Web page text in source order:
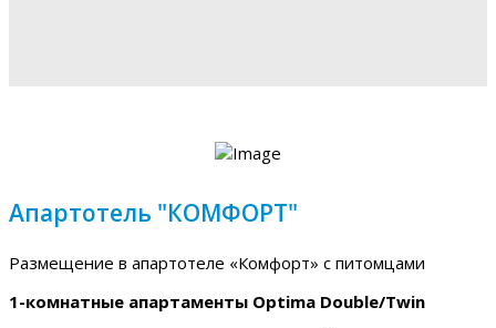
Апартотель "КОМФОРТ"
Размещение в апартотеле «Комфорт» с питомцами
1-комнатные апартаменты Optima Double/Twin